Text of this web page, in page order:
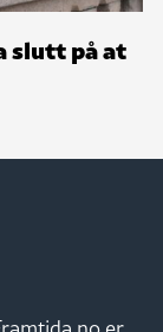
slutt på at